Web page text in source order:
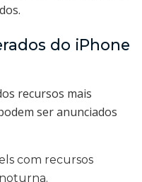
do iPhone
recursos mais
ser anunciados
com recursos